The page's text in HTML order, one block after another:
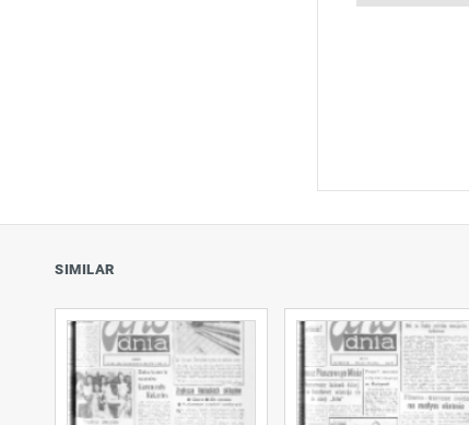
SIMILAR